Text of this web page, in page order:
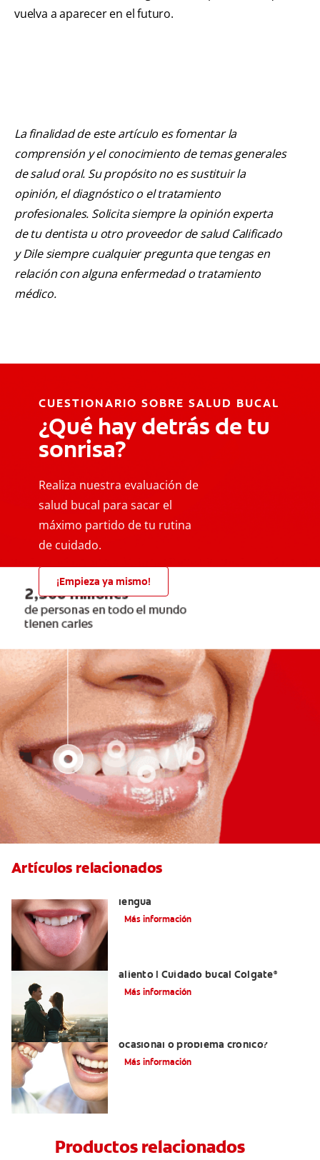
vuelva a aparecer en el futuro.
La finalidad de este artículo es fomentar la
comprensión y el conocimiento de temas generales
de salud oral. Su propósito no es sustituir la
opinión, el diagnóstico o el tratamiento
profesionales. Solicita siempre la opinión experta
de tu dentista u otro proveedor de salud Calificado
y Dile siempre cualquier pregunta que tengas en
relación con alguna enfermedad o tratamiento
médico.
CUESTIONARIO SOBRE SALUD BUCAL
¿Qué hay detrás de tu
sonrisa?
Realiza nuestra evaluación de
salud bucal para sacar el
máximo partido de tu rutina
de cuidado.
¡Empieza ya mismo!
Artículos relacionados
lengua
Más información
aliento | Cuidado bucal Colgate®
Más información
ocasional o problema crónico?
Más información
Productos relacionados